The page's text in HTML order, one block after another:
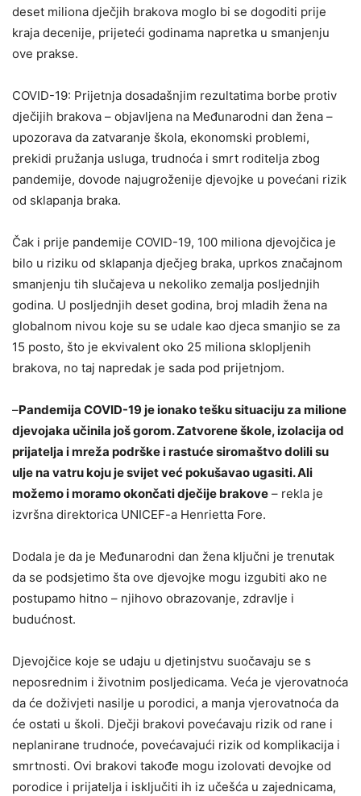
deset miliona dječjih brakova moglo bi se dogoditi prije
kraja decenije, prijeteći godinama napretka u smanjenju
ove prakse.
COVID-19: Prijetnja dosadašnjim rezultatima borbe protiv
dječijih brakova – objavljena na Međunarodni dan žena –
upozorava da zatvaranje škola, ekonomski problemi,
prekidi pružanja usluga, trudnoća i smrt roditelja zbog
pandemije, dovode najugroženije djevojke u povećani rizik
od sklapanja braka.
Čak i prije pandemije COVID-19, 100 miliona djevojčica je
bilo u riziku od sklapanja dječjeg braka, uprkos značajnom
smanjenju tih slučajeva u nekoliko zemalja posljednjih
godina. U posljednjih deset godina, broj mladih žena na
globalnom nivou koje su se udale kao djeca smanjio se za
15 posto, što je ekvivalent oko 25 miliona sklopljenih
brakova, no taj napredak je sada pod prijetnjom.
–Pandemija COVID-19 je ionako tešku situaciju za milione
djevojaka učinila još gorom. Zatvorene škole, izolacija od
prijatelja i mreža podrške i rastuće siromaštvo dolili su
ulje na vatru koju je svijet već pokušavao ugasiti. Ali
možemo i moramo okončati dječije brakove – rekla je
izvršna direktorica UNICEF-a Henrietta Fore.
Dodala je da je Međunarodni dan žena ključni je trenutak
da se podsjetimo šta ove djevojke mogu izgubiti ako ne
postupamo hitno – njihovo obrazovanje, zdravlje i
budućnost.
Djevojčice koje se udaju u djetinjstvu suočavaju se s
neposrednim i životnim posljedicama. Veća je vjerovatnoća
da će doživjeti nasilje u porodici, a manja vjerovatnoća da
će ostati u školi. Dječji brakovi povećavaju rizik od rane i
neplanirane trudnoće, povećavajući rizik od komplikacija i
smrtnosti. Ovi brakovi takođe mogu izolovati devojke od
porodice i prijatelja i isključiti ih iz učešća u zajednicama,